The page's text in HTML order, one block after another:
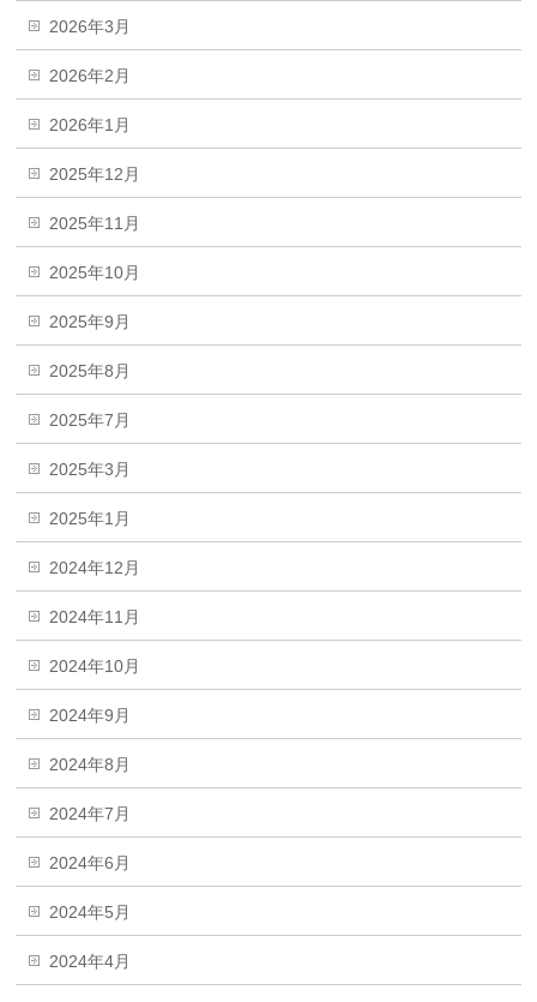
2026年3月
2026年2月
2026年1月
2025年12月
2025年11月
2025年10月
2025年9月
2025年8月
2025年7月
2025年3月
2025年1月
2024年12月
2024年11月
2024年10月
2024年9月
2024年8月
2024年7月
2024年6月
2024年5月
2024年4月